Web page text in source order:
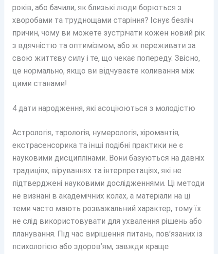
років, або бачили, як близькі люди борються з
хворобами та труднощами старіння? Існує безліч
причин, чому ви можете зустрічати кожен новий рік
з вдячністю та оптимізмом, або ж переживати за
свою життєву силу і те, що чекає попереду. Звісно,
це нормально, якщо ви відчуваєте коливання між
цими станами!
4 дати народження, які асоціюються з молодістю
Астрологія, тарологія, нумерологія, хіромантія,
екстрасенсорика та інші подібні практики не є
науковими дисциплінами. Вони базуються на давніх
традиціях, віруваннях та інтерпретаціях, які не
підтверджені науковими дослідженнями. Ці методи
не визнані в академічних колах, а матеріали на ці
теми часто мають розважальний характер, тому їх
не слід використовувати для ухвалення рішень або
планування. Під час вирішення питань, пов’язаних із
психологією або здоров’ям, завжди краще